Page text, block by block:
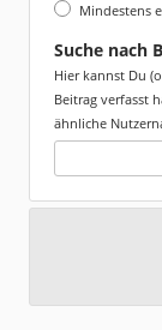
Mindestens
Suche nach
Hier kannst Du
Beitrag verfasst
ähnliche